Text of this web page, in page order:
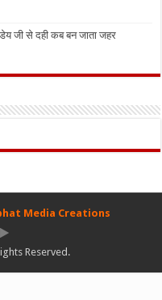
जी से दही कब बन जाता जहर
Media Creations
Reserved.